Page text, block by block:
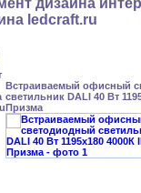
Встраиваемый офисный
светильник DALI 40 Вт
Призма